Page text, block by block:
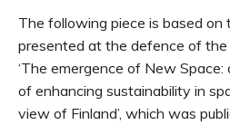
The following piece is based on
presented at the defence of
‘The emergence of New
of enhancing sustainability in
view of Finland’, which was